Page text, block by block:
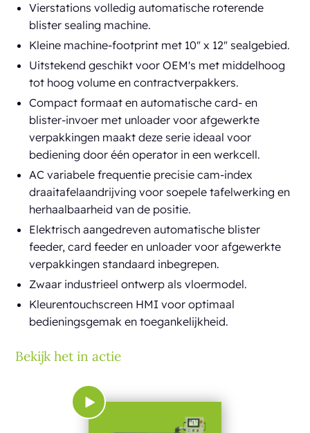
Vierstations volledig automatische roterende
blister sealing machine.
Kleine machine-footprint met 10" x 12" sealgebied.
Uitstekend geschikt voor OEM's met middelhoog
tot hoog volume en contractverpakkers.
Compact formaat en automatische card- en
blister-invoer met unloader voor afgewerkte
verpakkingen maakt deze serie ideaal voor
bediening door één operator in een werkcell.
AC variabele frequentie precisie cam-index
draaitafelaandrijving voor soepele tafelwerking en
herhaalbaarheid van de positie.
Elektrisch aangedreven automatische blister
feeder, card feeder en unloader voor afgewerkte
verpakkingen standaard inbegrepen.
Zwaar industrieel ontwerp als vloermodel.
Kleurentouchscreen HMI voor optimaal
bedieningsgemak en toegankelijkheid.
Bekijk het in actie